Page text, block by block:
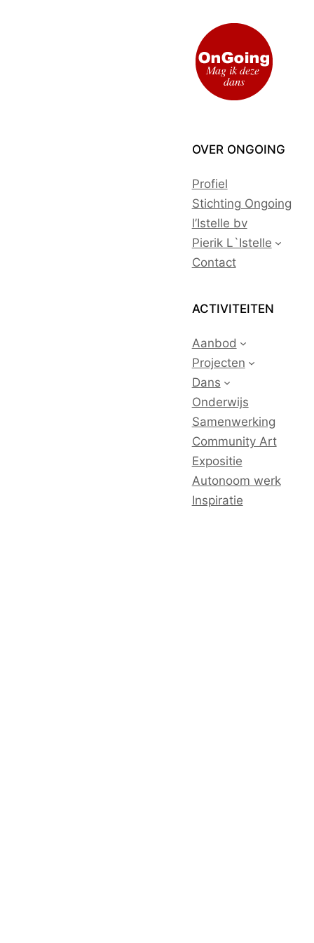
OVER ONGOING
Profiel
Stichting Ongoing
l’Istelle bv
Pierik L`Istelle
Contact
ACTIVITEITEN
Aanbod
Projecten
Dans
Onderwijs
Samenwerking
Community Art
Expositie
Autonoom werk
Inspiratie